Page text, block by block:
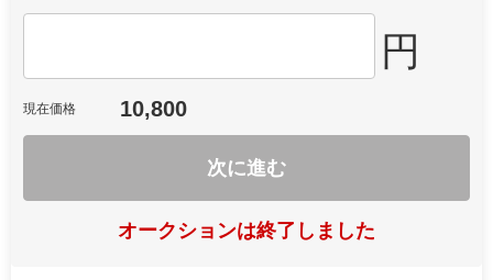
円
現在価格 10,800
次に進む
オークションは終了しました